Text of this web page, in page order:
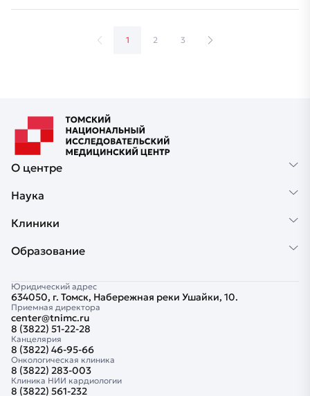
1 2 3
О центре
Наука
Клиники
Образование
Юридический адрес
634050, г. Томск, Набережная реки Ушайки, 10.
Приемная директора
center@tnimc.ru
8 (3822) 51-22-28
Канцелярия
8 (3822) 46-95-66
Онкологическая клиника
8 (3822) 283-003
Клиника НИИ кардиологии
8 (3822) 561-232